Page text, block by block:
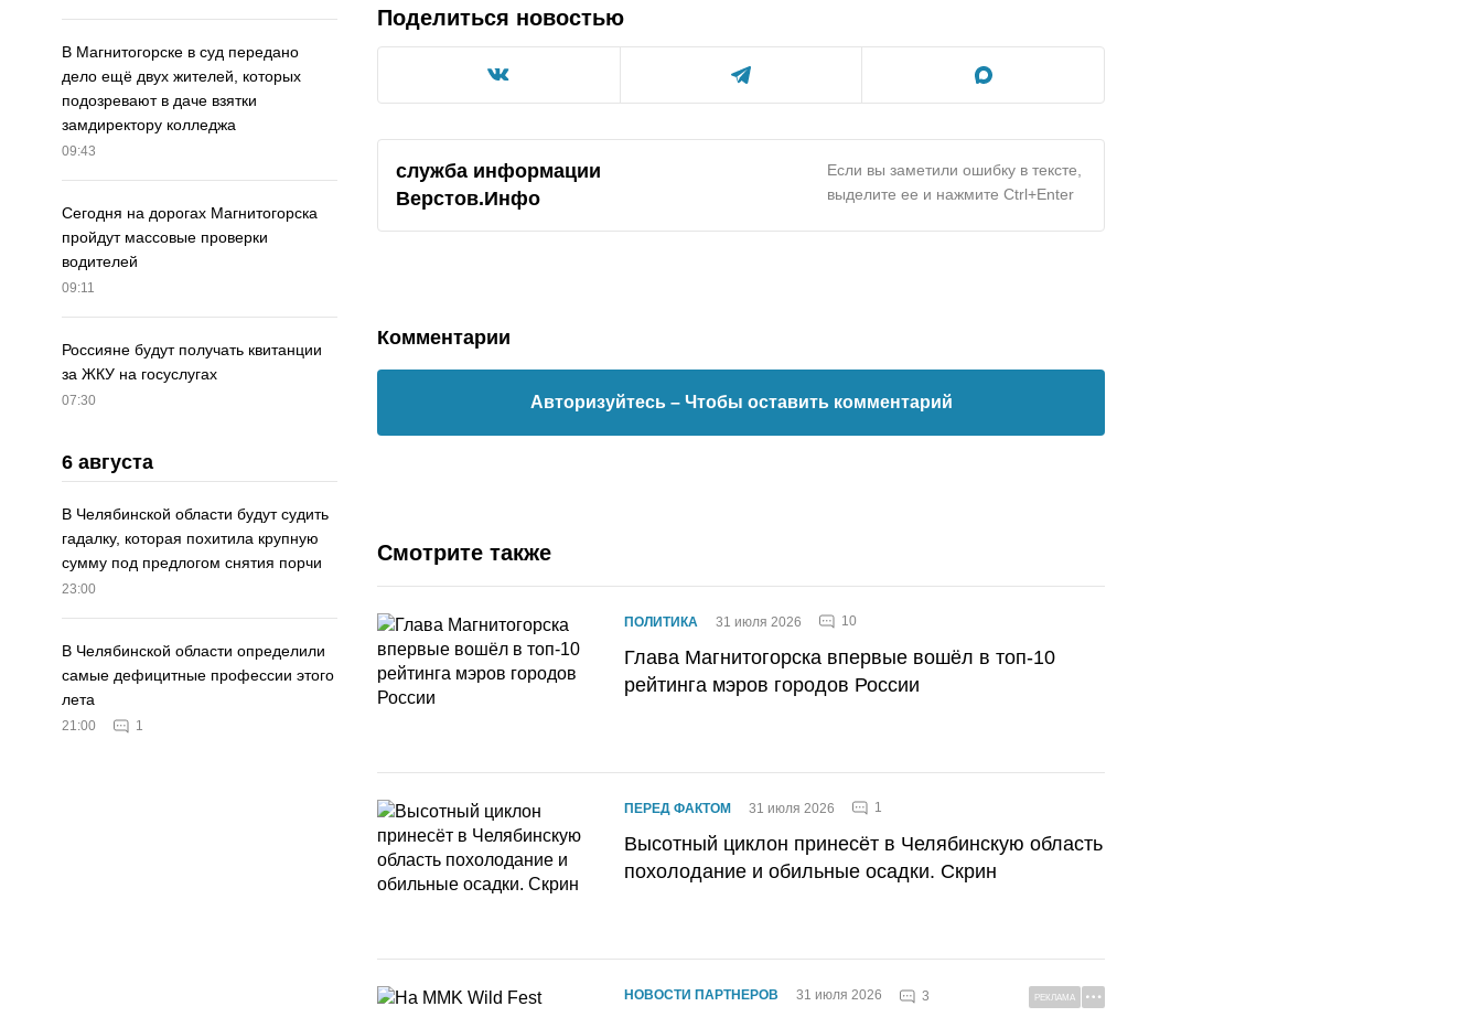
В Магнитогорске в суд передано
дело ещё двух жителей, которых
подозревают в даче взятки
замдиректору колледжа
09:43
Сегодня на дорогах Магнитогорска
пройдут массовые проверки
водителей
09:11
Россияне будут получать квитанции
за ЖКУ на госуслугах
07:30
6 августа
В Челябинской области будут судить
гадалку, которая похитила крупную
сумму под предлогом снятия порчи
23:00
В Челябинской области определили
самые дефицитные профессии этого
лета
21:00 1
Поделиться новостью
служба информации
Верстов.Инфо
Если вы заметили ошибку в тексте,
выделите ее и нажмите Ctrl+Enter
Комментарии
Авторизуйтесь – Чтобы оставить комментарий
Смотрите также
ПОЛИТИКА 31 июля 2026 10
Глава Магнитогорска впервые вошёл в топ-10
рейтинга мэров городов России
ПЕРЕД ФАКТОМ 31 июля 2026 1
Высотный циклон принесёт в Челябинскую область
похолодание и обильные осадки. Скрин
НОВОСТИ ПАРТНЕРОВ 31 июля 2026 3 РЕКЛАМА